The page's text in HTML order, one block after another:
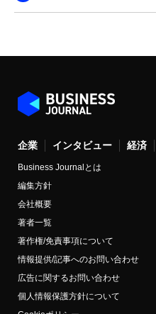
企業 インタビュー 経済
Business Journalとは
編集方針
会社概要
著者一覧
著作権/免責事項について
情報提供/記事へのお問い合わせ
広告に関するお問い合わせ
個人情報保護方針について